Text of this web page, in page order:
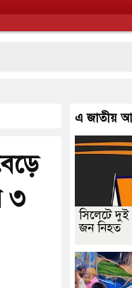
৩
এ জাতীয়
সিলেটে
জন নিহত